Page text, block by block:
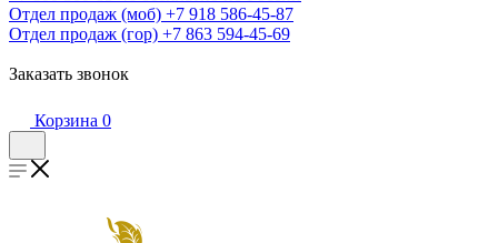
Отдел продаж (моб) +7 918 586-45-87
Отдел продаж (гор) +7 863 594-45-69
Заказать звонок
Корзина 0